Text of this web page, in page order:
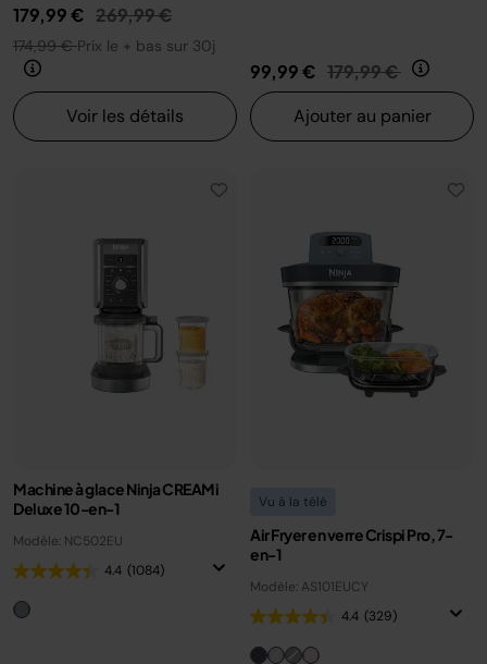
179,99 € Prix réduit de
269,99 €au
174,99 €Prix le + bas sur 30j
Voir les détails
99,99 € Prix réduit de
179,99 € au
Ajouter au panier
Machine à glace Ninja CREAMi
Deluxe 10-en-1
Modèle: NC502EU
4.4 (1084)
Vu à la télé
Air Fryer en verre Crispi Pro, 7-
en-1
Modèle: AS101EUCY
4.4 (329)